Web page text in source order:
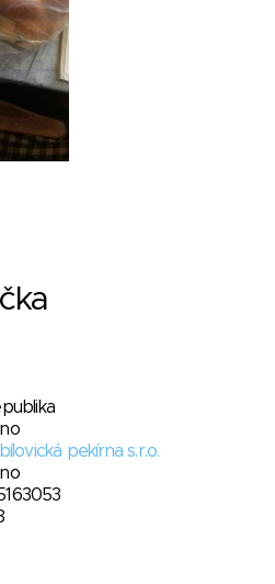
pekírna s.r.o.